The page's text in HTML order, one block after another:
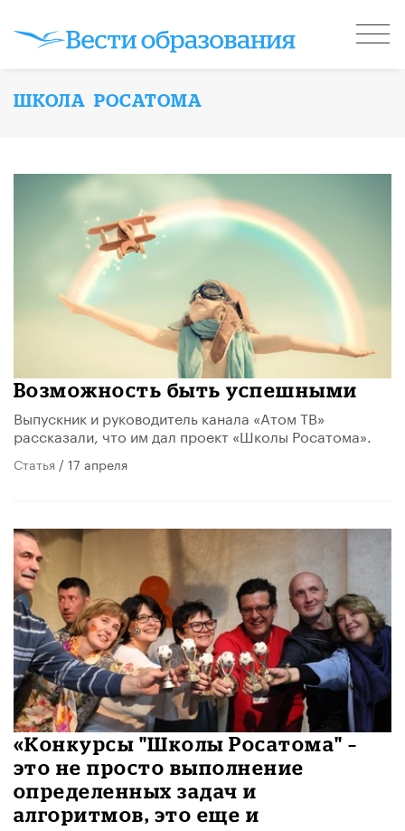
ШКОЛА РОСАТОМА
Возможность быть успешными
Выпускник и руководитель канала «Атом ТВ»
рассказали, что им дал проект «Школы Росатома».
Статья / 17 апреля
«Конкурсы "Школы Росатома" –
это не просто выполнение
определенных задач и
алгоритмов, это еще и